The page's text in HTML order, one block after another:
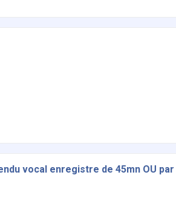
vocal enregistre de 45mn OU par